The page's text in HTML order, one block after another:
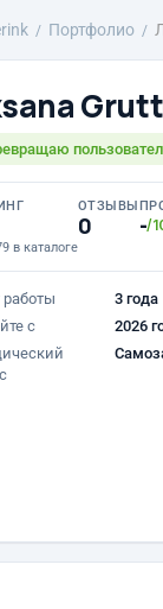
Портфолио
в каталоге
ОТЗЫВЫ
0 -/
3 года
с
2026